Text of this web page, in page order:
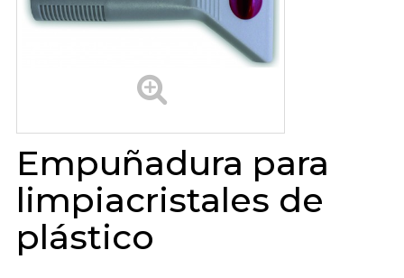
Empuñadura para
limpiacristales de
plástico